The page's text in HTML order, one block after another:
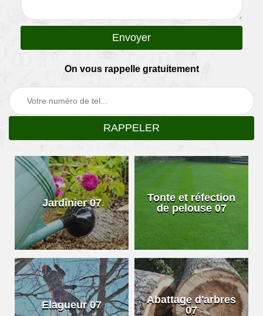
On vous rappelle gratuitement
Jardinier 07
Tonte et réfection
de pelouse 07
Elagueur 07
Abattage d'arbres
07